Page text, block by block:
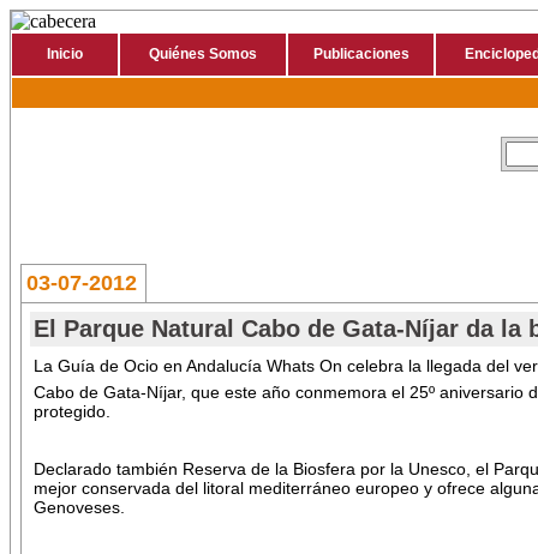
Inicio Quiénes Somos Publicaciones
03-07-2012
El Parque Natural Cabo de Gata-Níjar da la
La Guía de Ocio en Andalucía Whats On celebra la llegada del
Cabo de Gata-Níjar, que este año conmemora el 25º
protegido.
Declarado también Reserva de la Biosfera por la Unesco, el
mejor conservada del litoral mediterráneo europeo y ofrece
Genoveses.